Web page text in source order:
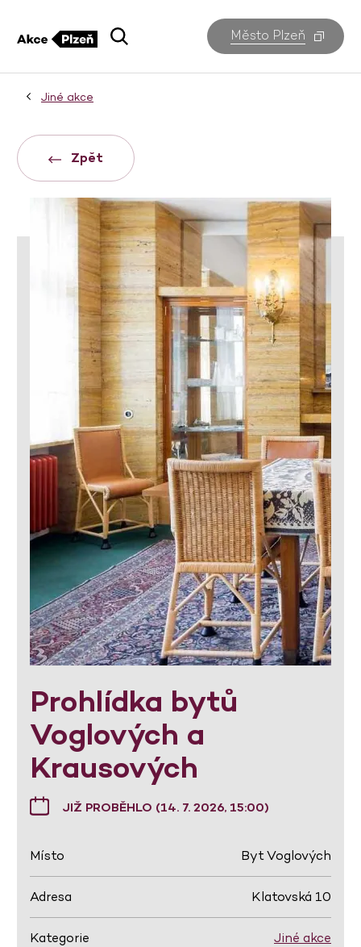
Město Plzeň
Jiné akce
Zpět
Prohlídka bytů
Voglových a
Krausových
JIŽ PROBĚHLO (14. 7. 2026, 15:00)
Místo Byt Voglových
Adresa Klatovská 10
Kategorie Jiné akce